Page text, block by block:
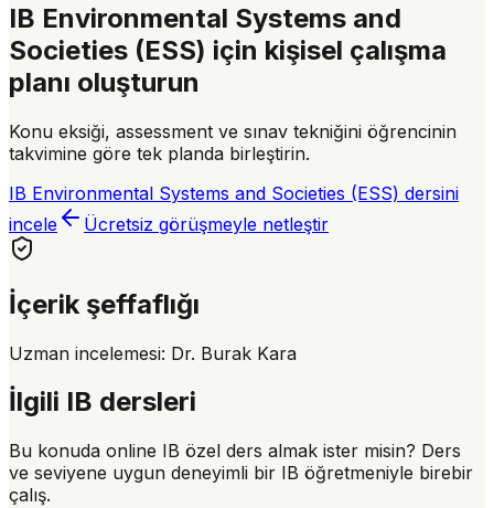
IB Environmental Systems and
Societies (ESS) için kişisel çalışma
planı oluşturun
Konu eksiği, assessment ve sınav tekniğini öğrencinin
takvimine göre tek planda birleştirin.
IB Environmental Systems and Societies (ESS) dersini
incele
Ücretsiz görüşmeyle netleştir
İçerik şeffaflığı
Uzman incelemesi: Dr. Burak Kara
İlgili IB dersleri
Bu konuda online IB özel ders almak ister misin? Ders
ve seviyene uygun deneyimli bir IB öğretmeniyle birebir
çalış.